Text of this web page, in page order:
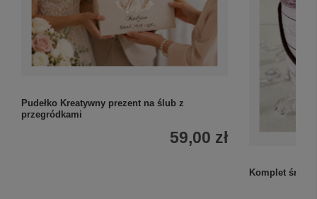
Pudełko Kreatywny prezent na ślub z
przegródkami
59,00 zł
Komplet